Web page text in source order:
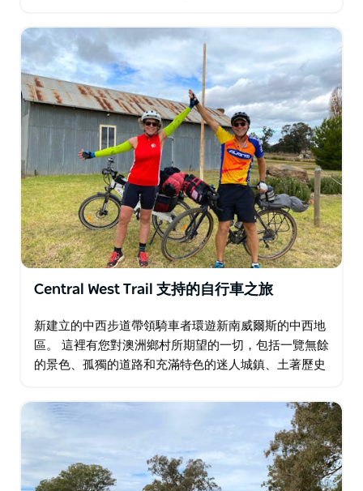
時，有許多值得您大飽眼福的地方…
Central West Trail 支持的自行車之旅
新建立的中西步道帶領騎車者環遊新南威爾斯的中西地
區。 這裡有您對澳洲鄉村所期望的一切，包括一覽無餘
的景色、孤獨的道路和充滿特色的迷人城鎮、土著歷史
名的簡潔幽默、魅力和熱情好客的氣息。 …